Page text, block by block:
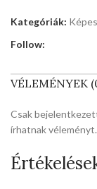
Kategóriák:
Follow:
VÉLEMÉNYEK
Csak
írhatnak véleményt.